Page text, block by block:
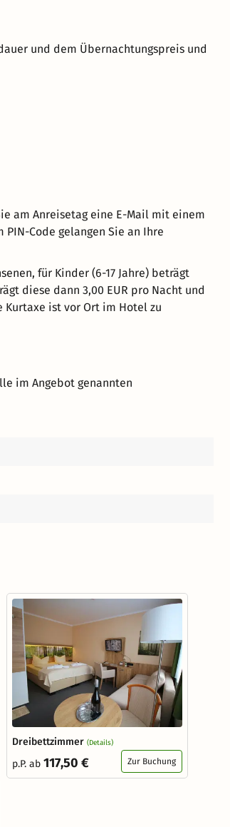
und dem Übernachtungspreis und
am Anreisetag eine E-Mail mit einem
Code gelangen Sie an Ihre
für Kinder (6-17 Jahre) beträgt
diese dann 3,00 EUR pro Nacht und
Kurtaxe ist vor Ort im Hotel zu
im Angebot genannten
Dreibettzimmer (Details)
p.P. ab 117,50 € Zur Buchung